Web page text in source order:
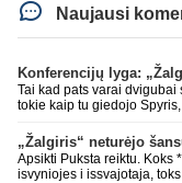
Naujausi
Tai kad pats varai
tokie kaip tu giedojo
daug didesnis. Tfu ant tokių.
„Žalgiris“ neturėjo
Apsikti Puksta reiktu. Koks
isvyniojes i issvajotaja,